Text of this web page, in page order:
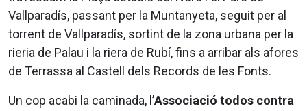
Vallparadís, passant per la Muntanyeta, seguit per al
torrent de Vallparadís, sortint de la zona urbana per la
rieria de Palau i la riera de Rubí, fins a arribar als afores
de Terrassa al Castell dels Records de les Fonts.
Un cop acabi la caminada, l’Associació todos contra